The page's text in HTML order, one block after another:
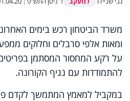
ומאות אלפי סרבלים וחלוקים
על רקע המחסור המסתמן בפריטים
להתמודדות עם נגיף הקורונה.
במקביל למאמץ המתמשך לקדם